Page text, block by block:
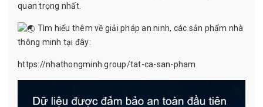
quan trọng nhất.
Tìm hiểu thêm về giải pháp an ninh, các sản phẩm nhà
thông minh tại đây:
https://nhathongminh.group/tat-ca-san-pham